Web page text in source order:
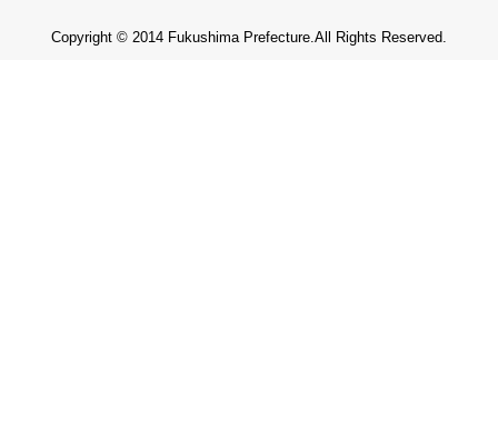
Copyright © 2014 Fukushima Prefecture.All Rights Reserved.